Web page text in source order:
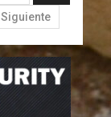
Siguiente